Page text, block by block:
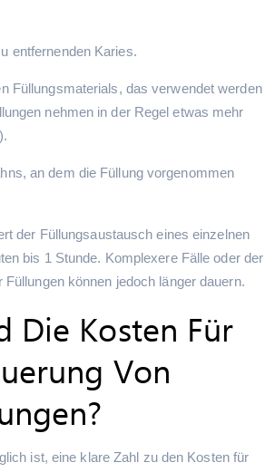
entfernenden Karies.
Füllungsmaterials, das verwendet werden
nehmen in der Regel etwas mehr
an dem die Füllung vorgenommen
der Füllungsaustausch eines einzelnen
bis 1 Stunde. Komplexere Fälle oder der
können jedoch länger dauern.
Die Kosten Für
Von
ist, eine klare Zahl zu den Kosten für